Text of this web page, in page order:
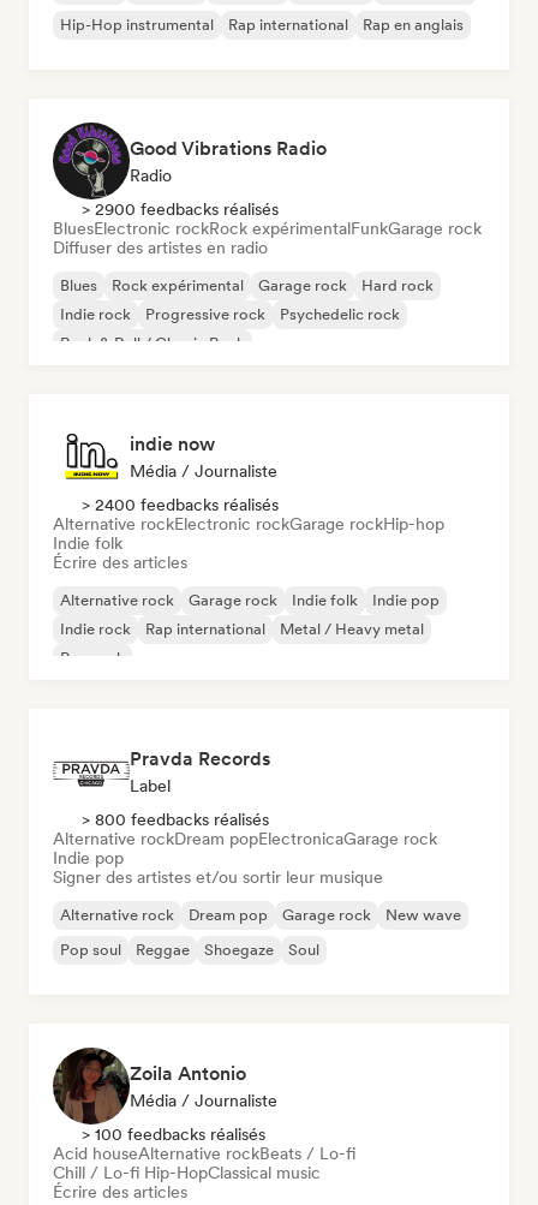
Hip-Hop instrumental
Rap international Rap en anglais
Good Vibrations Radio
Radio
> 2900 feedbacks réalisés
BluesElectronic rockRock expérimentalFunkGarage rock
Diffuser des artistes en radio
Blues Rock expérimental Garage rock
Hard rock
Indie rock
Progressive rock
Psychedelic rock
Rock & Roll / Classic Rock
indie now
Média / Journaliste
> 2400 feedbacks réalisés
Alternative rockElectronic rockGarage rockHip-hop
Indie folk
Écrire des articles
Alternative rock Garage rock Indie folk
Indie pop
Indie rock
Rap international
Metal / Heavy metal
Pop rock
Pravda Records
Label
> 800 feedbacks réalisés
Alternative rockDream popElectronicaGarage rock
Indie pop
Signer des artistes et/ou sortir leur musique
Alternative rock Dream pop Garage rock
New wave
Pop soul
Reggae Shoegaze Soul
Zoila Antonio
Média / Journaliste
> 100 feedbacks réalisés
Acid houseAlternative rockBeats / Lo-fi
Chill / Lo-fi Hip-HopClassical music
Écrire des articles